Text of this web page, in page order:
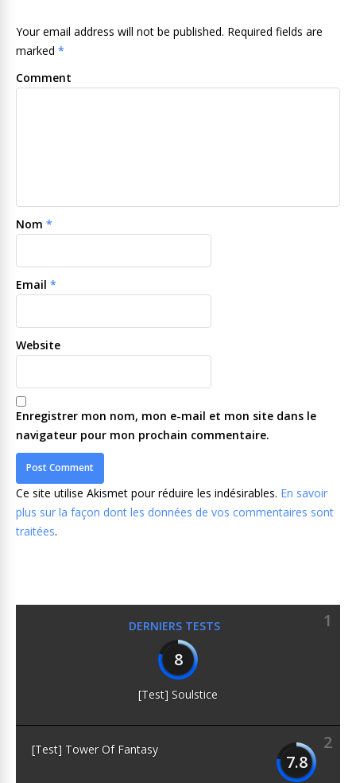
Your email address will not be published. Required fields are
marked *
Comment
Nom *
Email *
Website
Enregistrer mon nom, mon e-mail et mon site dans le
navigateur pour mon prochain commentaire.
Ce site utilise Akismet pour réduire les indésirables. En savoir
plus sur la façon dont les données de vos commentaires sont
traitées.
DERNIERS TESTS
1
8
[Test] Soulstice
2
7.8
[Test] Tower Of Fantasy